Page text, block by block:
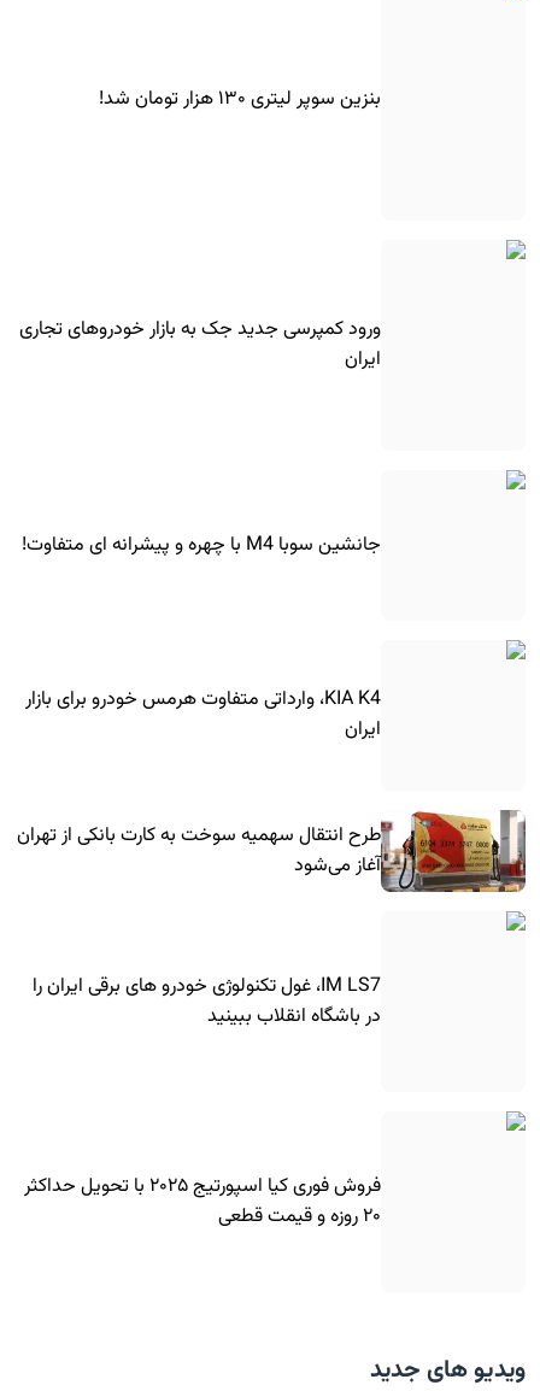
بنزین سوپر لیتری ۱۳۰ هزار تومان شد!
ورود کمپرسی جدید جک به بازار خودروهای تجاری
ایران
جانشین سوبا M4 با چهره و پیشرانه ای متفاوت!
KIA K4، وارداتی متفاوت هرمس خودرو برای بازار
ایران
طرح انتقال سهمیه سوخت به کارت بانکی از تهران
آغاز می‌شود
IM LS7، غول تکنولوژی خودرو های برقی ایران را
در باشگاه انقلاب ببینید
فروش فوری کیا اسپورتیج ۲۰۲۵ با تحویل حداکثر
۲۰ روزه و قیمت قطعی
ویدیو های جدید